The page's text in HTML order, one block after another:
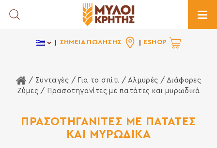
Toggle Search
ΣΗΜΕΙΑ ΠΩΛΗΣΗΣ ESHOP
Αρχική Σελίδα
/ Συνταγές / Για το σπίτι / Αλμυρές / Διάφορες
Ζύμες/ Πρασοτηγανίτες με πατάτες και μυρωδικά
ΠΡΑΣΟΤΗΓΑΝΙΤΕΣ ΜΕ ΠΑΤΑΤΕΣ
ΚΑΙ ΜΥΡΩΔΙΚΑ